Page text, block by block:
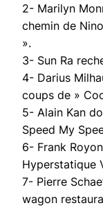
2- Marilyn
chemin de
».
3- Sun Ra
4- Darius
coups de »
5- Alain Kan
Speed My
6- Frank
Hyperstatique
7- Pierre
wagon